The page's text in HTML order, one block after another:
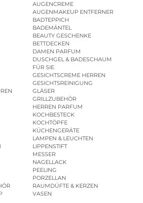
AUGENCREME
AUGENMAKEUP ENTFERNER
BADTEPPICH
BADEMÄNTEL
BEAUTY GESCHENKE
BETTDECKEN
DAMEN PARFUM
DUSCHGEL & BADESCHAUM
FÜR SIE
GESICHTSCREME HERREN
GESICHTSREINIGUNG
GLÄSER
GRILLZUBEHÖR
HERREN PARFUM
KOCHBESTECK
KOCHTÖPFE
KÜCHENGERÄTE
LAMPEN & LEUCHTEN
LIPPENSTIFT
MESSER
NAGELLACK
PEELING
PORZELLAN
RAUMDÜFTE & KERZEN
VASEN